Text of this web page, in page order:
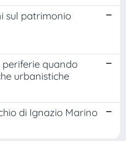
sul patrimonio
quando
urbanistiche
di Ignazio Marino